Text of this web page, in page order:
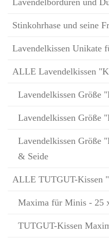
Lavendelbordüren und
Stinkohrhase und seine
Lavendelkissen Unikate
ALLE Lavendelkissen
Lavendelkissen Größe
Lavendelkissen Größe
Lavendelkissen Größe
& Seide
ALLE TUTGUT-Kissen
Maxima für Minis - 25
TUTGUT-Kissen